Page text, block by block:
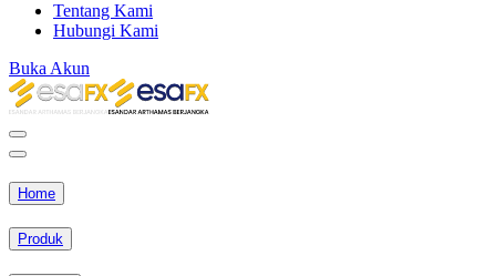
Tentang Kami
Hubungi Kami
Buka Akun
Home
Produk